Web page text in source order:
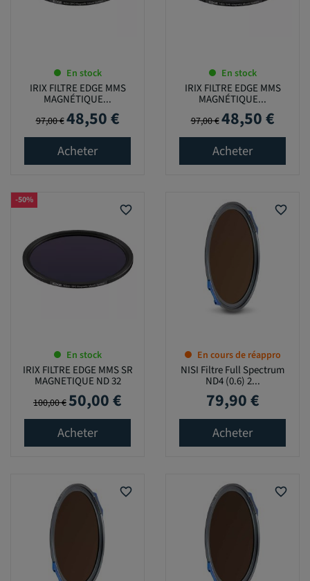
En stock
IRIX FILTRE EDGE MMS
MAGNÉTIQUE...
Prix de base
97,00 €Prix
48,50 €
Acheter
En stock
IRIX FILTRE EDGE MMS
MAGNÉTIQUE...
Prix de base
97,00 €Prix
48,50 €
Acheter
favorite_border
En stock
IRIX FILTRE EDGE MMS SR
MAGNETIQUE ND 32
Prix de base
100,00 € Prix
50,00 €
Acheter
-50%
favorite_border
En cours de réappro
NISI Filtre Full Spectrum
ND4 (0.6) 2...
Prix
79,90 €
Acheter
favorite_border favorite_border